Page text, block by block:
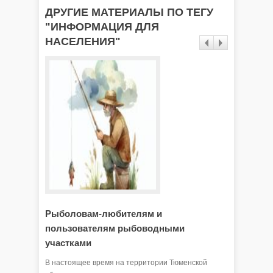
ДРУГИЕ МАТЕРИАЛЫ ПО ТЕГУ
"ИНФОРМАЦИЯ ДЛЯ
НАСЕЛЕНИЯ"
Рыболовам-любителям и
пользователям рыбоводными
участками
В настоящее время на территории Тюменской